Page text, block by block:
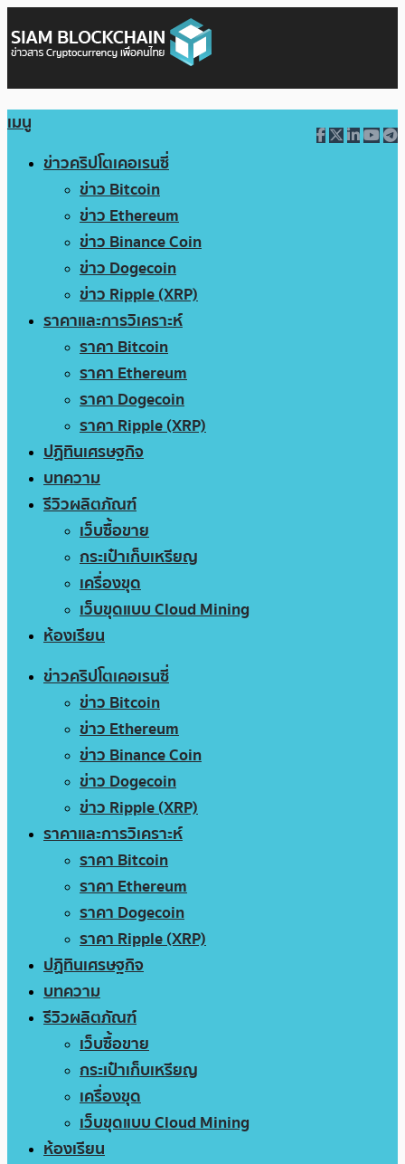
เมนู
ข่าวคริปโตเคอเรนซี่
ข่าว Bitcoin
ข่าว Ethereum
ข่าว Binance Coin
ข่าว Dogecoin
ข่าว Ripple (XRP)
ราคาและการวิเคราะห์
ราคา Bitcoin
ราคา Ethereum
ราคา Dogecoin
ราคา Ripple (XRP)
ปฏิทินเศรษฐกิจ
บทความ
รีวิวผลิตภัณฑ์
เว็บซื้อขาย
กระเป๋าเก็บเหรียญ
เครื่องขุด
เว็บขุดแบบ Cloud Mining
ห้องเรียน
ข่าวคริปโตเคอเรนซี่
ข่าว Bitcoin
ข่าว Ethereum
ข่าว Binance Coin
ข่าว Dogecoin
ข่าว Ripple (XRP)
ราคาและการวิเคราะห์
ราคา Bitcoin
ราคา Ethereum
ราคา Dogecoin
ราคา Ripple (XRP)
ปฏิทินเศรษฐกิจ
บทความ
รีวิวผลิตภัณฑ์
เว็บซื้อขาย
กระเป๋าเก็บเหรียญ
เครื่องขุด
เว็บขุดแบบ Cloud Mining
ห้องเรียน